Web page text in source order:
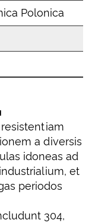
Polonica
a diversis
idoneas ad
et
periodos
304,